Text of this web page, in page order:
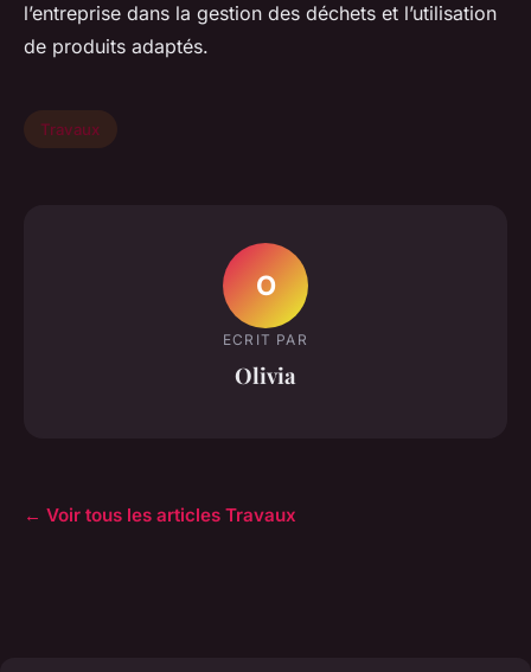
l’entreprise dans la gestion des déchets et l’utilisation
de produits adaptés.
Travaux
O
ECRIT PAR
Olivia
← Voir tous les articles Travaux